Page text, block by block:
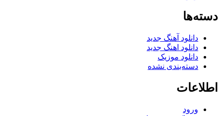
دسته‌ها
دانلود آهنگ جدید
دانلود اهنگ جدید
دانلود موزیک
دسته‌بندی نشده
اطلاعات
ورود